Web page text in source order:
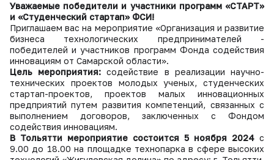
Уважаемые победители и участники программ «СТАРТ»
и «Студенческий стартап» ФСИ!
Приглашаем вас на мероприятие «Организация и развитие
бизнеса технологических предпринимателей -
победителей и участников программ Фонда содействия
инновациям от Самарской области».
Цель мероприятия: содействие в реализации научно-
технических проектов молодых ученых, студенческих
стартап-проектов, проектов малых инновационных
предприятий путем развития компетенций, связанных с
выполнением договоров, заключенных с Фондом
содействия инновациям.
В Тольятти мероприятие состоится 5 ноября 2024 с
9.00 до 18.00 на площадке технопарка в сфере высоких